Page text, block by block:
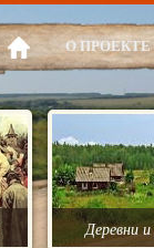
О ПРОЕКТЕ
Деревни и